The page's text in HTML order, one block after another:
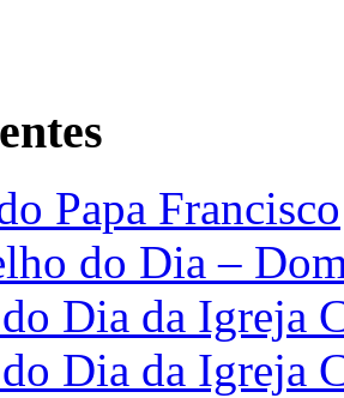
Papa Francisco
do Dia –
Dia da Igreja
Dia da Igreja